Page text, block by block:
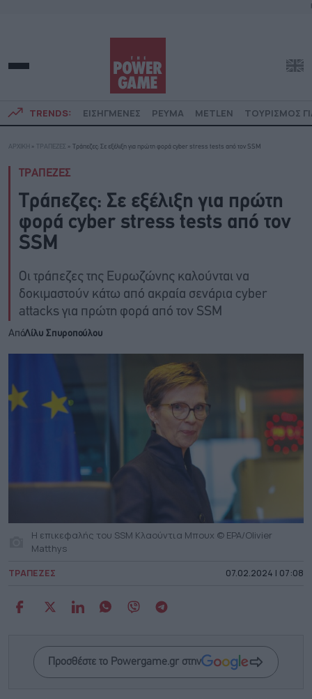
TRENDS: ΕΙΣΗΓΜΕΝΕΣ ΡΕΥΜΑ METLEN ΤΟΥΡΙΣΜΟΣ
ΑΡΧΙΚΗ » ΤΡΑΠΕΖΕΣ » Τράπεζες: Σε εξέλιξη για πρώτη φορά cyber stress tests από τον SSM
ΤΡΑΠΕΖΕΣ
Τράπεζες: Σε εξέλιξη για πρώτη
φορά cyber stress tests από τον
SSM
Οι τράπεζες της Ευρωζώνης καλούνται να
δοκιμαστούν κάτω από ακραία σενάρια cyber
attacks για πρώτη φορά από τον SSM
ΑπόΛίλυ Σπυροπούλου
Η επικεφαλής του SSM Κλαούντια Μπουχ © EPA/Olivier
Matthys
ΤΡΑΠΕΖΕΣ 07.02.2024 | 07:08
Προσθέστε το Powergame.gr στην